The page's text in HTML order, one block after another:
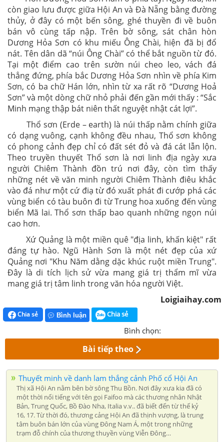
còn giao lưu được giữa Hội An và Đà Nẵng bằng đường
thủy, ở đây có một bến sông, ghé thuyền đi về buôn
bán vô cùng tấp nập. Trên bờ sông, sát chân hòn
Dương Hỏa Sơn có khu miếu Ông Chài, hiện đã bị đổ
nát. Tên dân dã “núi Ông Chài” có thể bắt nguồn từ đó.
Tại một điểm cao trên sườn núi cheo leo, vách đá
thẳng đứng, phía bắc Dương Hỏa Sơn nhìn về phía Kim
Sơn, có ba chữ Hán lớn, nhìn từ xa rất rõ “Dương Hoả
Sơn” và một dòng chữ nhỏ phải đến gần mới thấy : “Sắc
Minh mạng thập bát niên thất nguyệt nhật cát lợi”.
Thổ sơn (Erde – earth) là núi thấp nằm chính giữa
có dạng vuông, cạnh không đều nhau, Thổ sơn không
có phong cảnh đẹp chỉ có đất sét đỏ và đá cát lẫn lộn.
Theo truyền thuyết Thổ sơn là nơi linh địa ngày xưa
người Chiêm Thành đồn trú nơi đây, còn tìm thấy
những nét về văn minh người Chiêm Thành điêu khắc
vào đá như một cứ điạ từ đó xuất phát đi cướp phá các
vùng biển có tàu buôn đi từ Trung hoa xuống đến vùng
biển Mã lai. Thổ sơn thấp bao quanh những ngọn núi
cao hơn.
Xứ Quảng là một miền quê "địa linh, khấn kiệt" rất
đáng tự hào. Ngũ Hành Sơn là một nét đẹp của xứ
Quảng nơi "Khu Năm dằng dặc khúc ruột miền Trung".
Đây là di tích lịch sử vừa mang giá trị thẩm mĩ vừa
mang giá trị tâm linh trong văn hóa người Việt.
Loigiaihay.com
Chia sẻ Bình luận Chia sẻ
Bình chọn:
Bài tiếp theo
Thuyết minh về danh lam thắng cảnh Phố cổ Hội An
Thị xã Hội An nằm bên bờ sông Thu Bồn. Nơi đây xưa kia đã có
một thời nổi tiếng với tên gọi Faifoo mà các thương nhân Nhật
Bản, Trung Quốc, Bồ Ðào Nha, Italia v.v.. đã biết đến từ thế kỷ
16, 17. Từ thời đó, thương cảng Hội An đã thịnh vượng, là trung
tâm buôn bán lớn của vùng Đông Nam Á, một trong những
trạm đỗ chính của thương thuyền vùng Viễn Ðông…